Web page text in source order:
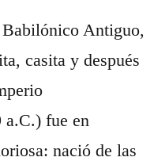
Antiguo,
casita y después
fue en
nació de las